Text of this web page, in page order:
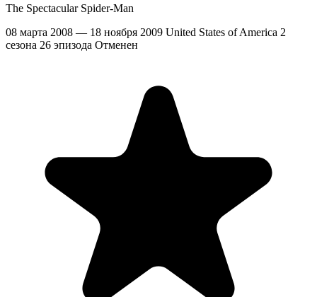
The Spectacular Spider-Man
08 марта 2008 — 18 ноября 2009 United States of America 2
сезона 26 эпизода Отменен